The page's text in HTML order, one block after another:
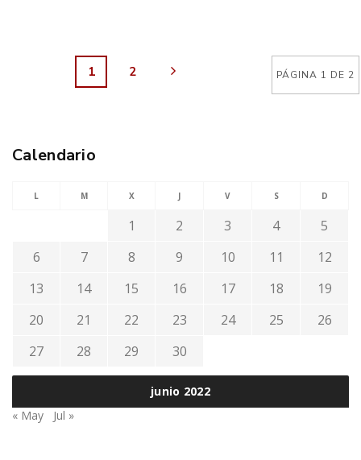
PÁGINA 1 DE 2
1 2
Calendario
junio 2022
L M X J V S D
1 2 3 4
5
6
7 8 9 10 11
12
13
14 15 16 17 18
19
20
21 22 23 24 25
26
27
28 29 30
« May Jul »